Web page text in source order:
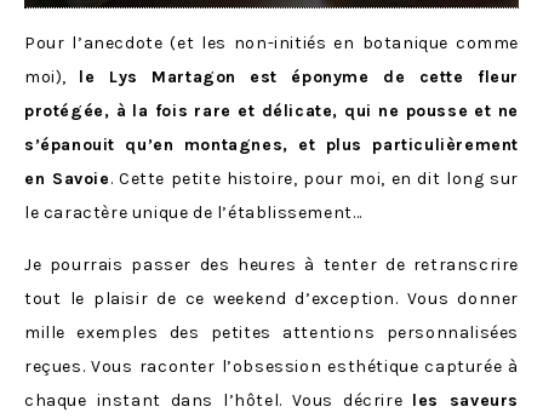
Pour l’anecdote (et les non-initiés en botanique comme
moi), le Lys Martagon est éponyme de cette fleur
protégée, à la fois rare et délicate, qui ne pousse et ne
s’épanouit qu’en montagnes, et plus particulièrement
en Savoie. Cette petite histoire, pour moi, en dit long sur
le caractère unique de l’établissement…
Je pourrais passer des heures à tenter de retranscrire
tout le plaisir de ce weekend d’exception. Vous donner
mille exemples des petites attentions personnalisées
reçues. Vous raconter l’obsession esthétique capturée à
chaque instant dans l’hôtel. Vous décrire les saveurs